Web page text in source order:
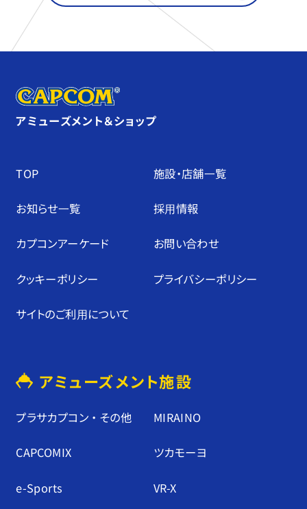
アミューズメント＆ショップ
TOP 施設・店舗⼀覧
お知らせ⼀覧 採⽤情報
カプコンアーケード お問い合わせ
クッキーポリシー プライバシーポリシー
サイトのご利⽤について
アミューズメント施設
プラサカプコン ・ その他 MIRAINO
CAPCOMIX ツカモーヨ
e-Sports VR-X